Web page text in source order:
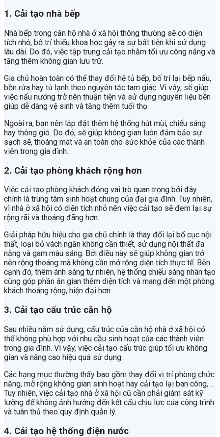
1. Cải tạo nhà bếp
Nhà bếp trong căn hộ nhà ở xã hội thông thường sẽ có diện
tích nhỏ, bố trí thiếu khoa học gây ra sự bất tiện khi sử dụng
lâu dài. Do đó, việc tập trung cải tạo nhằm tối ưu công năng và
tăng thêm không gian lưu trữ.
Gia chủ hoàn toàn có thể thay đổi hệ tủ bếp, bố trí lại bếp nấu,
bồn rửa hay tủ lạnh theo nguyên tắc tam giác. Vì vậy, sẽ giúp
việc nấu nướng trở nên thuận tiện và sử dụng nguyên liệu bền
giúp dễ dàng vệ sinh và tăng thêm tuổi thọ.
Ngoài ra, bạn nên lắp đặt thêm hệ thống hút mùi, chiếu sáng
hay thông gió. Do đó, sẽ giúp không gian luôn đảm bảo sự
sạch sẽ, thoáng mát và an toàn cho sức khỏe của các thành
viên trong gia đình.
2. Cải tạo phòng khách rộng hơn
Việc cải tạo phòng khách đóng vai trò quan trọng bởi đây
chính là trung tâm sinh hoạt chung của đại gia đình. Tuy nhiên,
vì nhà ở xã hội có diện tích nhỏ nên việc cải tạo sẽ đem lại sự
rộng rãi và thoáng đãng hơn.
Giải pháp hữu hiệu cho gia chủ chính là thay đổi lại bố cục nội
thất, loại bỏ vách ngăn không cần thiết, sử dụng nội thất đa
năng và gam màu sáng. Bởi điều này sẽ giúp không gian trở
nên rộng thoáng mà không cần mở rộng diện tích thực tế. Bên
cạnh đó, thêm ánh sáng tự nhiên, hệ thống chiếu sáng nhân tạo
cũng góp phần ăn gian thêm diện tích và mang đến một phòng
khách thoáng rộng, hiện đại hơn.
3. Cải tạo cấu trúc căn hộ
Sau nhiều năm sử dụng, cấu trúc của căn hộ nhà ở xã hội có
thể không phù hợp với nhu cầu sinh hoạt của các thành viên
trong gia đình. Vì vậy, việc cải tạo cấu trúc giúp tối ưu không
gian và nâng cao hiệu quả sử dụng.
Các hạng mục thường thấy bao gồm thay đổi vị trí phòng chức
năng, mở rộng không gian sinh hoạt hay cải tạo lại ban công,…
Tuy nhiên, việc cải tạo nhà ở xã hội cũ cần phải giám sát kỹ
lưỡng để không ảnh hưởng đến kết cấu chịu lực của công trình
và tuân thủ theo quy định quản lý.
4. Cải tạo hệ thống điện nước